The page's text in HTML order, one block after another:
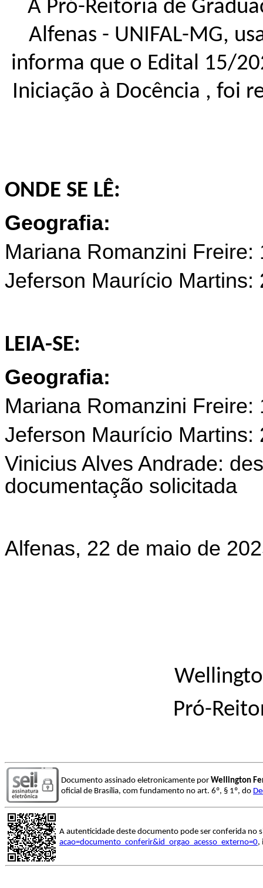
A Pró-Reitoria de
Alfenas - UNIFAL-MG,
informa que o Edital 15/
Iniciação à Docência , foi
ONDE SE LÊ:
Geografia:
Mariana Romanzini Freire:
Jeferson Maurício Martins:
LEIA-SE:
Geografia:
Mariana Romanzini Freire:
Jeferson Maurício Martins:
Vinicius Alves Andrade:
documentação solicitada
Alfenas, 22 de maio de
Pró-
Documento assinado eletronicamente por Wellington
oficial de Brasília, com fundamento no art. 6º, § 1º, do
A autenticidade deste documento pode ser conferida no
acao=documento_conferir&id_orgao_acesso_externo=0,